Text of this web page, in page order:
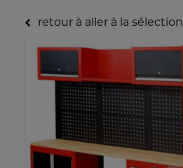
retour à aller à la sélection